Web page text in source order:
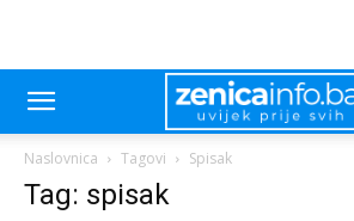
Naslovnica Tagovi Spisak
Tag: spisak